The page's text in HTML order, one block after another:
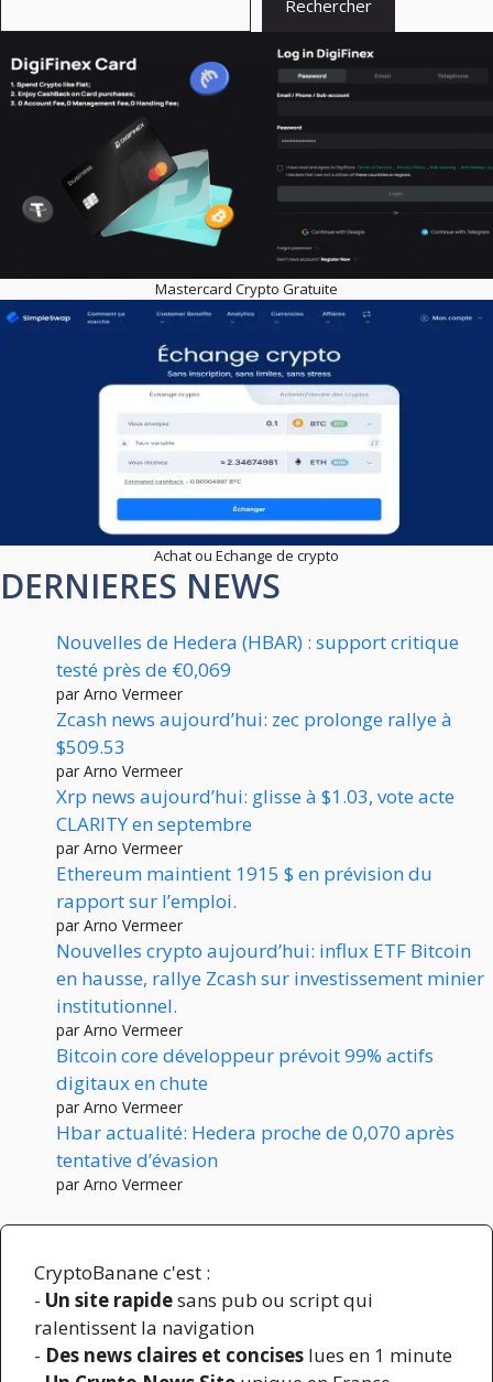
Rechercher
Mastercard Crypto Gratuite
Achat ou Echange de crypto
DERNIERES NEWS
Nouvelles de Hedera (HBAR) : support critique
testé près de €0,069
par Arno Vermeer
Zcash news aujourd’hui: zec prolonge rallye à
$509.53
par Arno Vermeer
Xrp news aujourd’hui: glisse à $1.03, vote acte
CLARITY en septembre
par Arno Vermeer
Ethereum maintient 1915 $ en prévision du
rapport sur l’emploi.
par Arno Vermeer
Nouvelles crypto aujourd’hui: influx ETF Bitcoin
en hausse, rallye Zcash sur investissement minier
institutionnel.
par Arno Vermeer
Bitcoin core développeur prévoit 99% actifs
digitaux en chute
par Arno Vermeer
Hbar actualité: Hedera proche de 0,070 après
tentative d’évasion
par Arno Vermeer
CryptoBanane c'est :
- Un site rapidesans pub ou script qui
ralentissent la navigation
- Des news claires et concises lues en 1 minute